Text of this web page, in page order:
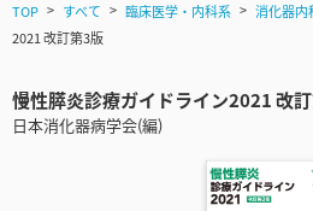
TOP すべて 臨床医学・内科系 消化器内
2021 改訂第3版
慢性膵炎診療ガイドライン2021 改訂
日本消化器病学会(編)